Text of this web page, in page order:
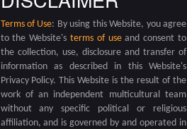
Terms of Use: By using this Website, you agree
to the Website's terms of useand consent to
the collection, use, disclosure and transfer of
information as described in this Website's
Privacy Policy. This Website is the result of the
work of an independent multicultural team
without any specific political or religious
affiliation, and is governed by and operated in